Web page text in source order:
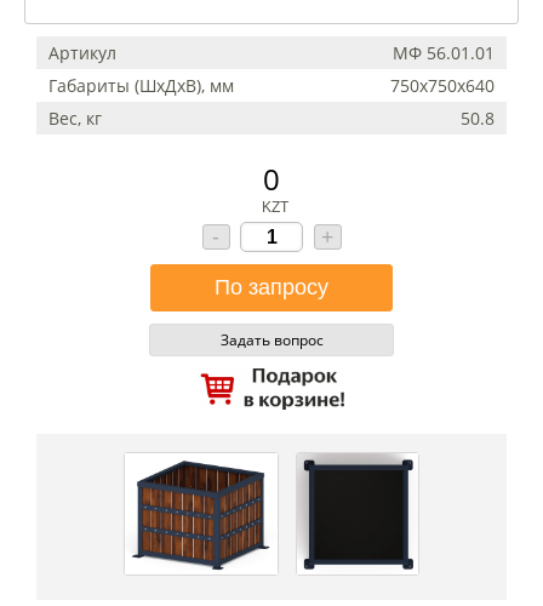
Артикул
МФ 56.01.01
Габариты (ШхДхВ), мм
750х750х640
Вес, кг
50.8
0
KZT
- +
Задать вопрос